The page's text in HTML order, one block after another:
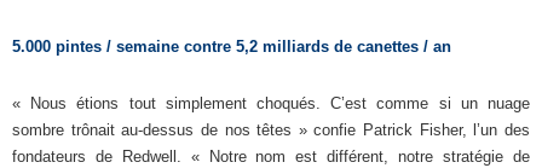
5.000 pintes / semaine contre 5,2 milliards de canettes / an
« Nous étions tout simplement choqués. C’est comme si un nuage
sombre trônait au-dessus de nos têtes » confie Patrick Fisher, l’un des
fondateurs de Redwell. « Notre nom est différent, notre stratégie de